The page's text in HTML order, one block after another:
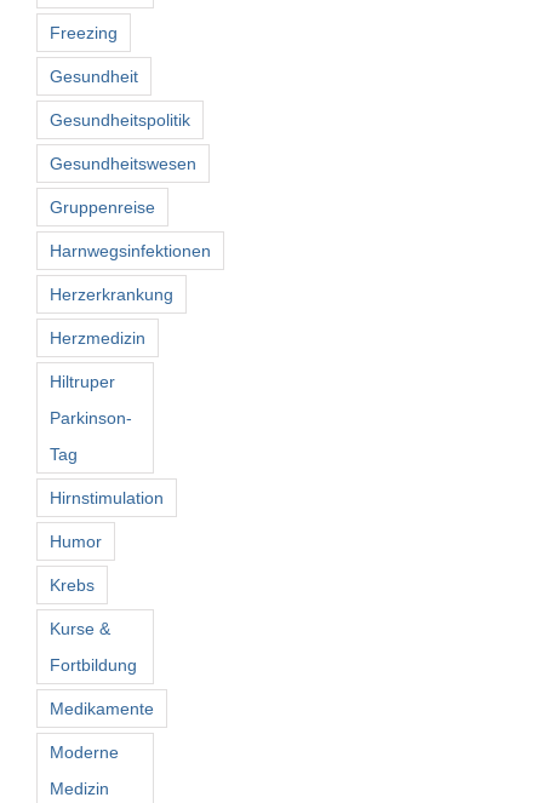
Freezing
Gesundheit
Gesundheitspolitik
Gesundheitswesen
Gruppenreise
Harnwegsinfektionen
Herzerkrankung
Herzmedizin
Hiltruper
Parkinson-
Tag
Hirnstimulation
Humor
Krebs
Kurse &
Fortbildung
Medikamente
Moderne
Medizin